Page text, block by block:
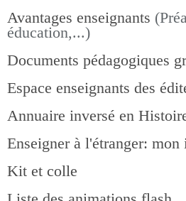
Avantages enseignants
éducation,...)
Documents pédagogiques
Espace enseignants des
Annuaire inversé en
Enseigner à l'étranger:
Kit et colle